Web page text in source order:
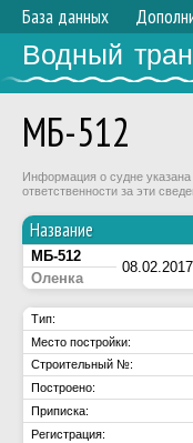
База данных
Водный
МБ-512
Информация о судне
ответственности за эти
Название
МБ-512
08.02.2017
Оленка
Тип:
Место постройки:
Строительный №:
Построено:
Приписка:
Регистрация: